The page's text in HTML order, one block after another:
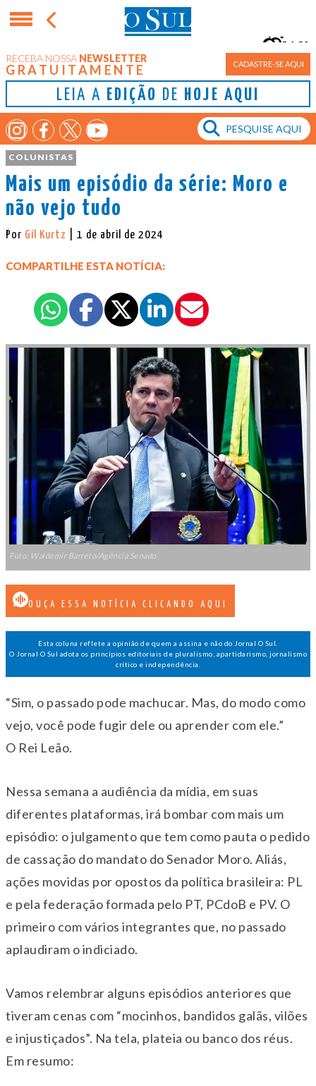
RECEBA NOSSA NEWSLETTER
GRATUITAMENTE CADASTRE-SE AQUI
LEIA A EDIÇÃO DE HOJE AQUI
Porto Alegre
16°
COLUNISTAS
Mais um episódio da série: Moro e
não vejo tudo
Por Gil Kurtz | 1 de abril de 2024
COMPARTILHE ESTA NOTÍCIA:
Foto: Waldemir Barreto/Agência Senado
OUÇA ESSA NOTÍCIA CLICANDO AQUI
Esta coluna reflete a opinião de quem a assina e não do Jornal O Sul.
O Jornal O Sul adota os princípios editoriais de pluralismo, apartidarismo, jornalismo
crítico e independência.
“Sim, o passado pode machucar. Mas, do modo como
vejo, você pode fugir dele ou aprender com ele.”
O Rei Leão.
Nessa semana a audiência da mídia, em suas
diferentes plataformas, irá bombar com mais um
episódio: o julgamento que tem como pauta o pedido
de cassação do mandato do Senador Moro. Aliás,
ações movidas por opostos da política brasileira: PL
e pela federação formada pelo PT, PCdoB e PV. O
primeiro com vários integrantes que, no passado
aplaudiram o indiciado.
Vamos relembrar alguns episódios anteriores que
tiveram cenas com “mocinhos, bandidos galãs, vilões
e injustiçados”. Na tela, plateia ou banco dos réus.
Em resumo: